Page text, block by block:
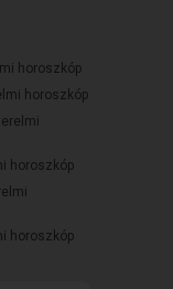
horoszkóp
horoszkóp
horoszkóp
horoszkóp